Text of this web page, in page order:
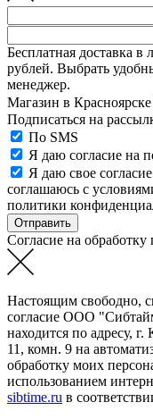
Бесплатная доставка
рублей. Выбрать
менеджер.
Магазин в Красноярске
Подписаться на
По SMS
Я даю согласие на
Я даю свое
соглашаюсь с
политики
Согласие на
Настоящим свободно,
согласие ООО
находится по адресу,
11, комн. 9 на
обработку моих
использованием
sibtime.ru в